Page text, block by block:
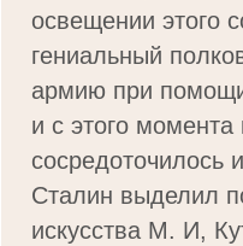
освещении этого
гениальный
армию при помощи
и с этого момента
сосредоточилось
Сталин выделил
искусства М. И,